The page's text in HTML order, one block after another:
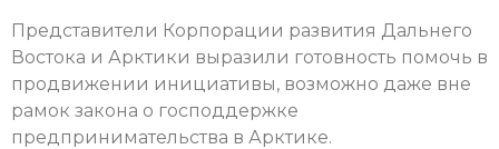
Представители Корпорации развития Дальнего
Востока и Арктики выразили готовность помочь в
продвижении инициативы, возможно даже вне
рамок закона о господдержке
предпринимательства в Арктике.